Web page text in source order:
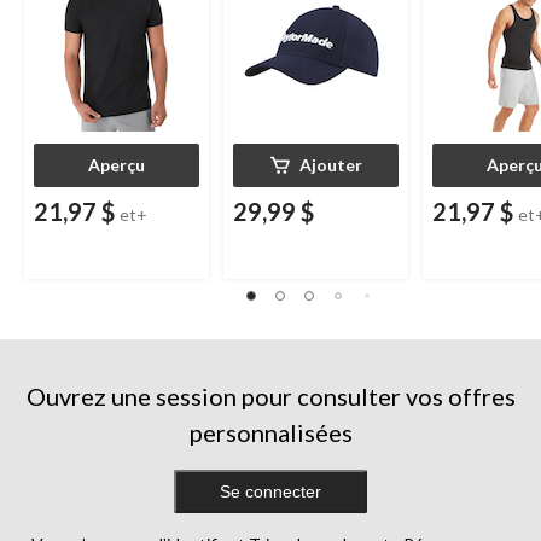
Aperçu
21,97 $ et+
Ajouter
29,99 $ 21,97 $
Ouvrez une session pour consulter vos offres
personnalisées
Se connecter